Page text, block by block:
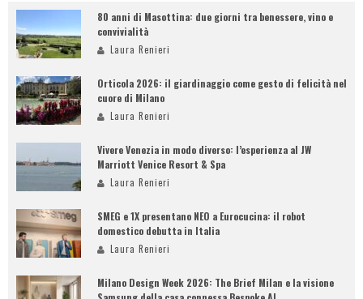
80 anni di Masottina: due giorni tra benessere, vino e
convivialità
Laura Renieri
Orticola 2026: il giardinaggio come gesto di felicità nel
cuore di Milano
Laura Renieri
Vivere Venezia in modo diverso: l’esperienza al JW
Marriott Venice Resort & Spa
Laura Renieri
SMEG e 1X presentano NEO a Eurocucina: il robot
domestico debutta in Italia
Laura Renieri
Milano Design Week 2026: The Brief Milan e la visione